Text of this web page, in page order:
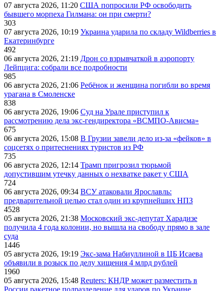
07 августа 2026, 11:20 США попросили РФ освободить
бывшего морпеха Гилмана: он при смерти?
303
07 августа 2026, 10:19 Украина ударила по складу Wildberries в
Екатеринбурге
492
06 августа 2026, 21:19 Дрон со взрывчаткой в аэропорту
Лейпцига: собрали все подробности
985
06 августа 2026, 21:06 Ребёнок и женщина погибли во время
урагана в Смоленске
838
06 августа 2026, 19:06 Суд на Урале приступил к
рассмотрению дела экс-гендиректора «ВСМПО-Ависма»
675
06 августа 2026, 15:08 В Грузии завели дело из-за «фейков» в
соцсетях о притеснениях туристов из РФ
735
06 августа 2026, 12:14 Трамп пригрозил тюрьмой
допустившим утечку данных о нехватке ракет у США
724
06 августа 2026, 09:34 ВСУ атаковали Ярославль:
предварительной целью стал один из крупнейших НПЗ
4528
05 августа 2026, 21:38 Московский экс-депутат Харадизе
получила 4 года колонии, но вышла на свободу прямо в зале
суда
1446
05 августа 2026, 19:19 Экс-зама Набиуллиной в ЦБ Исаева
объявили в розыск по делу хищения 4 млрд рублей
1960
05 августа 2026, 15:48 Reuters: КНДР может разместить в
России ракетное подразделение для ударов по Украине